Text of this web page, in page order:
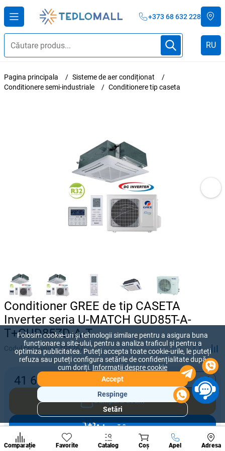
+373 68 632 228
RU
Pagina principala
Sisteme de aer condiționat
Conditionere semi-industriale
Conditionere tip caseta
Conditioner GREE de tip CASETA
Inverter seria U-MATCH GUD85T-A-
T+GUD85ZD-A-T
Codul produsului:595267
41 650 +
Cumpără acum
Adaugă în coș
Comparație Favorite Catalog Coș Apel Adresa
A suna
Secțiuni
populare
de
Folosim cookie-uri și tehnologii similare pentru a asigura buna
funcționare a site-ului, pentru a analiza traficul și pentru a
optimiza publicitatea. Puteți accepta toate cookie-urile, le puteți
refuza sau puteți configura setările de confidențialitate după
cum doriți. Informații despre cookie
Accept
Respinge
Setări